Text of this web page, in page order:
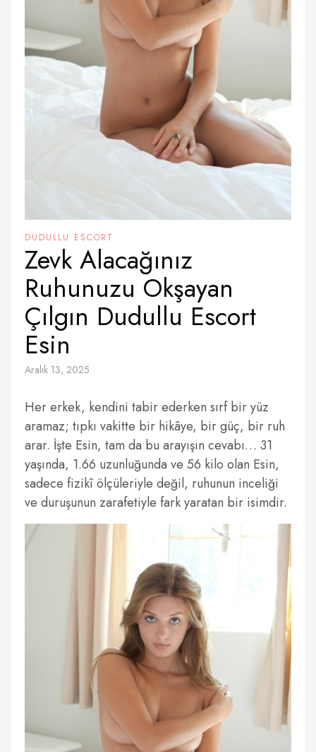
DUDULLU ESCORT
Zevk Alacağınız
Ruhunuzu Okşayan
Çılgın Dudullu Escort
Esin
Aralık 13, 2025
Her erkek, kendini tabir ederken sırf bir yüz
aramaz; tıpkı vakitte bir hikâye, bir güç, bir ruh
arar. İşte Esin, tam da bu arayışın cevabı… 31
yaşında, 1.66 uzunluğunda ve 56 kilo olan Esin,
sadece fizikî ölçüleriyle değil, ruhunun inceliği
ve duruşunun zarafetiyle fark yaratan bir isimdir.